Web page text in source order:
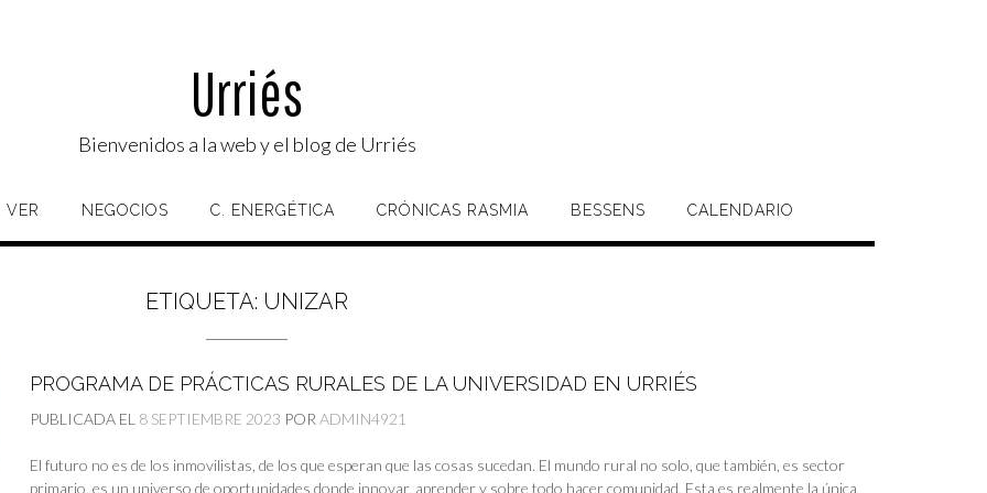
Urriés
Bienvenidos a la web y el blog de Urriés
VER NEGOCIOS C. ENERGÉTICA CRÓNICAS RASMIA BESSENS CALENDARIO
ETIQUETA: UNIZAR
PROGRAMA DE PRÁCTICAS RURALES DE LA UNIVERSIDAD EN URRIÉS
PUBLICADA EL 8 SEPTIEMBRE 2023 POR ADMIN4921
El futuro no es de los inmovilistas, de los que esperan que las cosas sucedan. El mundo rural no solo, que también, es sector
primario, es un universo de oportunidades donde innovar, aprender y sobre todo hacer comunidad. Esta es realmente la única